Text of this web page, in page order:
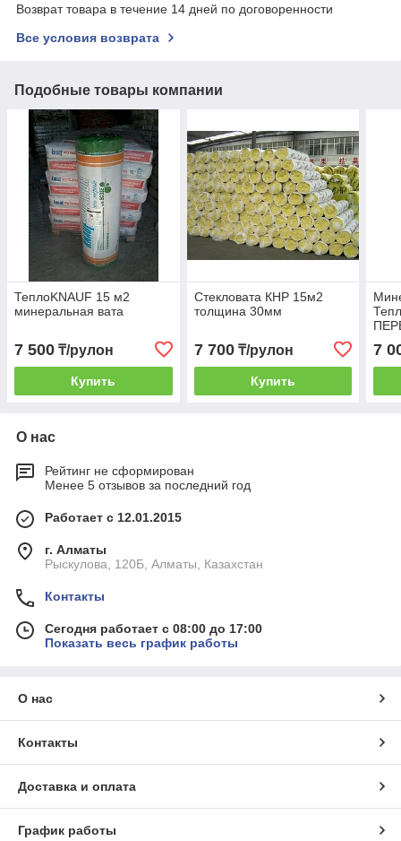
Возврат товара в течение 14 дней по договоренности
Все условия возврата
Подобные товары компании
ТеплоKNAUF 15 м2
минеральная вата
7 500 ₸/рулон
Купить
Стекловата КНР 15м2
толщина 30мм
7 700₸/рулон
Купить
7
О нас
Рейтинг не сформирован
Менее 5 отзывов за последний год
Работает с 12.01.2015
г. Алматы
Рыскулова, 120Б, Алматы, Казахстан
Контакты
Сегодня работает с 08:00 до 17:00
Показать весь график работы
О нас
Контакты
Доставка и оплата
График работы